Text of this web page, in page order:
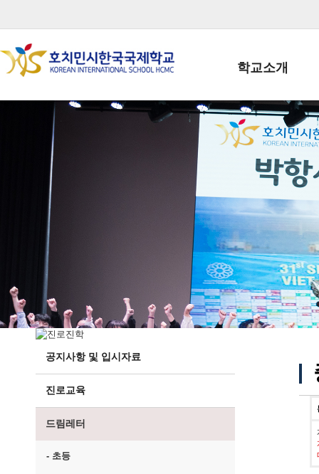
학교소개
학교장인사말
학생회장인사말
학교상징
학교 CI
교직원현황
학생현황
위치/전화
전경사진
공지사항 및 입시자료
진로교육
드림레터
- 초등